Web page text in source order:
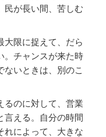
民が長い間、苦しむ
大限に捉えて、だら
。チャンスが来た時
ないときは、別のこ
るのに対して、営業
言える。自分の時間
れによって、大きな